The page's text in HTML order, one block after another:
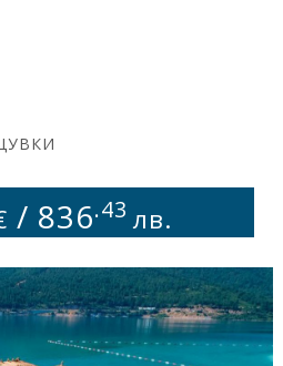
....
/ 836.43 лв.